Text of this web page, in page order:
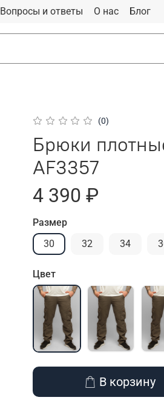
Вопросы и ответы О нас Блог
(0)
Брюки
AF3357
4 390 ₽
Размер
30
32 34
Цвет
В корзину